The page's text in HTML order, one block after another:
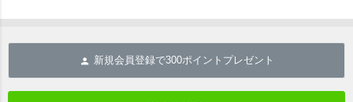
新規会員登録で300ポイントプレゼント